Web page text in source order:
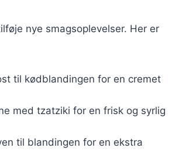
nye smagsoplevelser. Her er
til kødblandingen for en cremet
med tzatziki for en frisk og syrlig
til blandingen for en ekstra